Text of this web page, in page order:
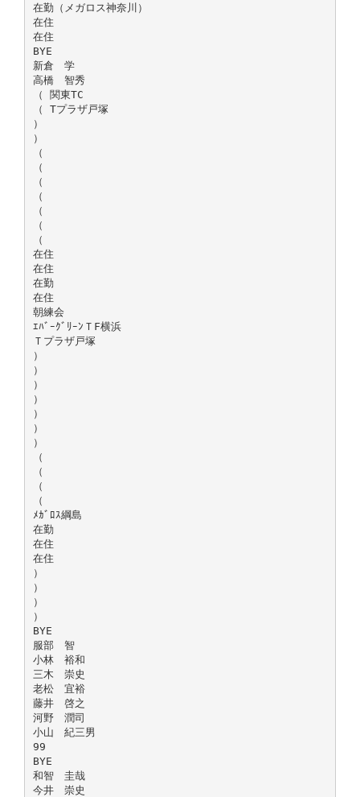
在勤（メガロス神奈川）
在住
在住
BYE
新倉 学
高橋 智秀
（ 関東TC
（ Tプラザ戸塚
）
）
（
（
（
（
（
（
（
在住
在住
在勤
在住
朝練会
ｴﾊﾞｰｸﾞﾘｰﾝＴF横浜
Ｔプラザ戸塚
）
）
）
）
）
）
）
（
（
（
（
ﾒｶﾞﾛｽ綱島
在勤
在住
在住
）
）
）
）
BYE
服部 智
小林 裕和
三木 崇史
老松 宜裕
藤井 啓之
河野 潤司
小山 紀三男
99
BYE
和智 圭哉
今井 崇史